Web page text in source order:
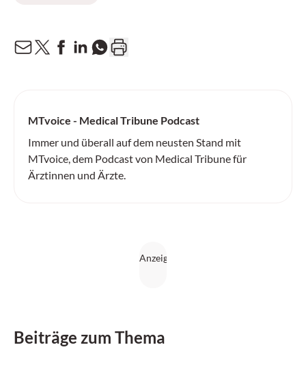
MTvoice - Medical Tribune Podcast
Immer und überall auf dem neusten Stand mit
MTvoice, dem Podcast von Medical Tribune für
Ärztinnen und Ärzte.
Beiträge zum Thema